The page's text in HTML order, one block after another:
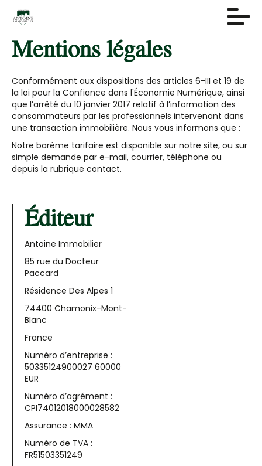
Mentions légales
Conformément aux dispositions des articles 6-III et 19 de
la loi pour la Confiance dans l'Économie Numérique, ainsi
que l’arrêté du 10 janvier 2017 relatif à l’information des
consommateurs par les professionnels intervenant dans
une transaction immobilière. Nous vous informons que :
Notre barème tarifaire est disponible sur notre site, ou sur
simple demande par e-mail, courrier, téléphone ou
depuis la rubrique contact.
Éditeur
Antoine Immobilier
85 rue du Docteur
Paccard
Résidence Des Alpes 1
74400 Chamonix-Mont-
Blanc
France
Numéro d’entreprise :
50335124900027 60000
EUR
Numéro d’agrément :
CPI74012018000028582
Assurance : MMA
Numéro de TVA :
FR51503351249